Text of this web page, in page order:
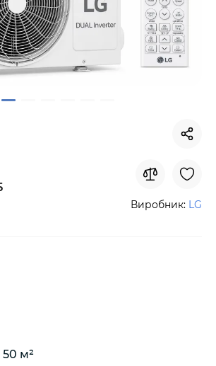
Виробник: LG
м²